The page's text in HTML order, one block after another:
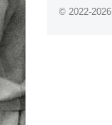
© 2022-2026